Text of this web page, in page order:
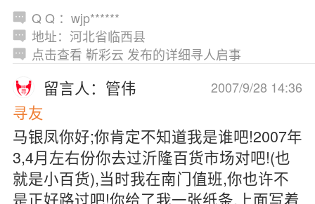
Q Q ：wjp******
地址：河北省临西县
点击查看 靳彩云 发布的详细寻人启事
2007/9/28 14:36
留言人：管伟
寻友
马银凤你好;你肯定不知道我是谁吧!2007年
3,4月左右份你去过沂隆百货市场对吧!(也
就是小百货),当时我在南门值班,你也许不
是正好路过吧!你给了我一张纸条,上面写着